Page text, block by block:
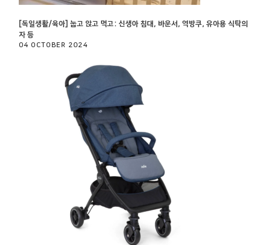
[독일생활/육아] 눕고 앉고 먹고: 신생아 침대, 바운서, 역방쿠, 유아용 식탁의
자 등
04 OCTOBER 2024